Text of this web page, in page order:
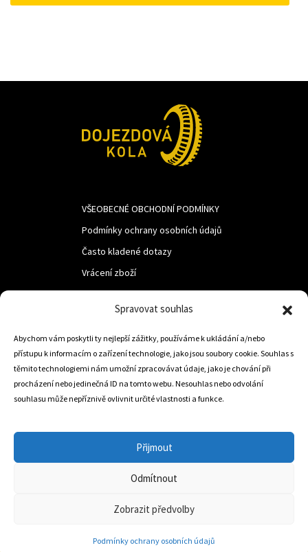
Spravovat souhlas
Abychom vám poskytli ty nejlepší zážitky, používáme k ukládání a/nebo
přístupu k informacím o zařízení technologie, jako jsou soubory cookie. Souhlas s
těmito technologiemi nám umožní zpracovávat údaje, jako je chování při
procházení nebo jedinečná ID na tomto webu. Nesouhlas nebo odvolání
souhlasu může nepříznivě ovlivnit určité vlastnosti a funkce.
Přijmout
Odmítnout
Zobrazit předvolby
Podmínky ochrany osobních údajů
VŠEOBECNÉ OBCHODNÍ PODMÍNKY
Podmínky ochrany osobních údajů
Často kladené dotazy
Vrácení zboží
LUF s.r.o.
Nám. M.R.Štefanika 518,
Trstená 02801
info@dojezdovakola.com